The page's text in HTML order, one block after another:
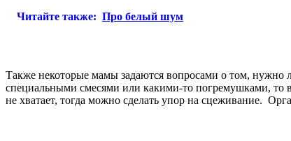
Читайте также: Про белый шум
Также некоторые мамы задаются вопросами о том, нужно
специальными смесями или какими-то погремушками, то
не хватает, тогда можно сделать упор на сцеживание.